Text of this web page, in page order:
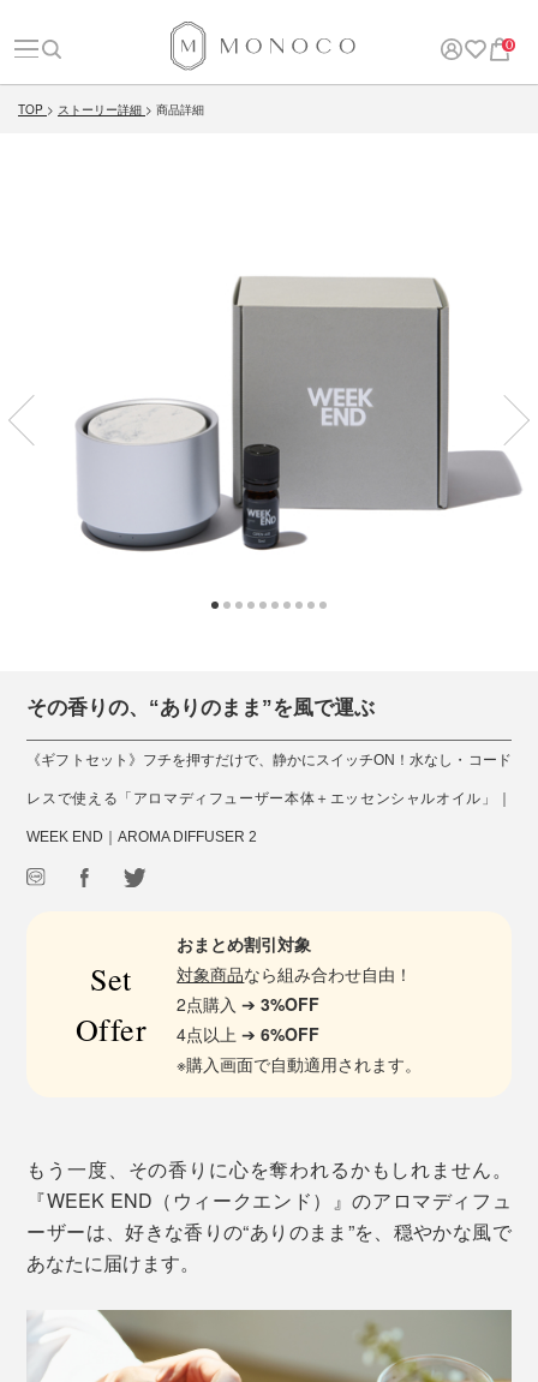
0
TOP ストーリー詳細 商品詳細
その香りの、“ありのまま”を風で運ぶ
《ギフトセット》フチを押すだけで、静かにスイッチON！水なし・コード
レスで使える「アロマディフューザー本体＋エッセンシャルオイル」｜
WEEK END｜AROMA DIFFUSER 2
Set
Offer
おまとめ割引対象
対象商品なら組み合わせ自由！
2点購入 ➔3%OFF
4点以上 ➔6%OFF
※購入画面で自動適用されます。
もう一度、その香りに心を奪われるかもしれません。
『WEEK END（ウィークエンド）』のアロマディフュ
ーザーは、好きな香りの“ありのまま”を、穏やかな風で
あなたに届けます。